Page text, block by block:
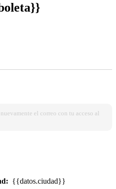
el correo con tu acceso al
{{datos.ciudad}}